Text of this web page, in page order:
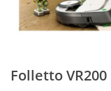
Folletto VR200